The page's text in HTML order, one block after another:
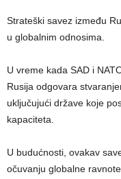
Strateški savez između
u globalnim odnosima.
U vreme kada SAD i
Rusija odgovara
uključujući države koje
kapaciteta.
U budućnosti, ovakav
očuvanju globalne